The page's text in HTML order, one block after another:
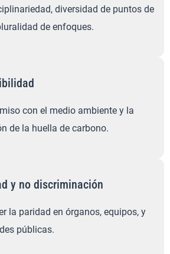
diversidad de puntos de
de enfoques.
con el medio ambiente y la
de la huella de carbono.
y no discriminación
la paridad en órganos, equipos, y
públicas.